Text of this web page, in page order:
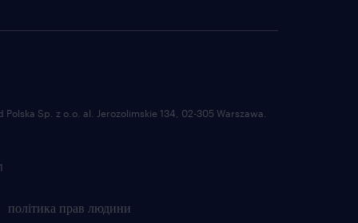
політика прав людини
Sp. z o.o. al. Jerozolimskie 134, 02-305 Warszawa.